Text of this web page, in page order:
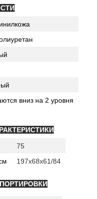
вниз на 2 уровня
75
197х68х61/84